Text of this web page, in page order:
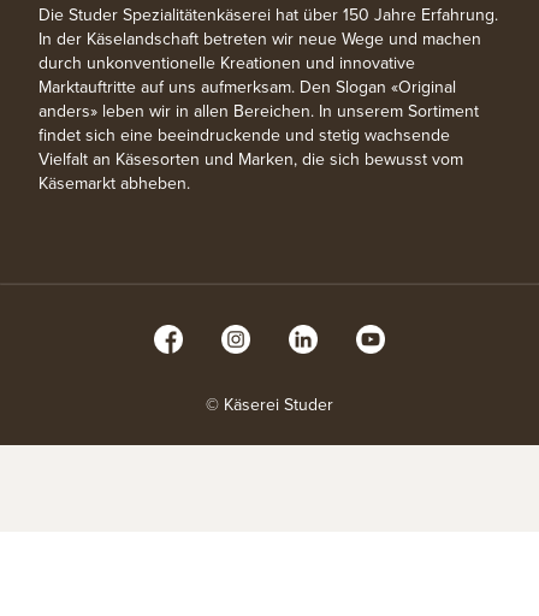
Die Studer Spezialitätenkäserei hat über 150 Jahre Erfahrung.
In der Käselandschaft betreten wir neue Wege und machen
durch unkonventionelle Kreationen und innovative
Marktauftritte auf uns aufmerksam. Den Slogan «Original
anders» leben wir in allen Bereichen. In unserem Sortiment
findet sich eine beeindruckende und stetig wachsende
Vielfalt an Käsesorten und Marken, die sich bewusst vom
Käsemarkt abheben.
© Käserei Studer